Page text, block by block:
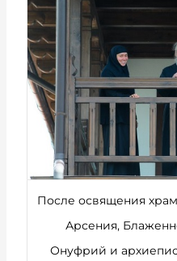
После освящения
Арсения,
Онуфрий и